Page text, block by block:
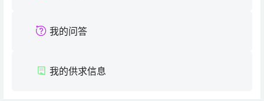
我的问答
我的供求信息